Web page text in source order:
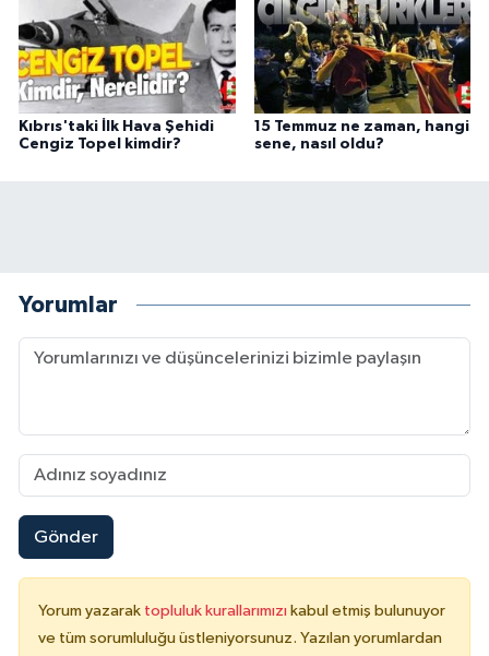
Kıbrıs'taki İlk Hava Şehidi
Cengiz Topel kimdir?
15 Temmuz ne zaman, hangi
sene, nasıl oldu?
Yorumlar
Gönder
Yorum yazarak topluluk kurallarımızı kabul etmiş bulunuyor
ve tüm sorumluluğu üstleniyorsunuz. Yazılan yorumlardan